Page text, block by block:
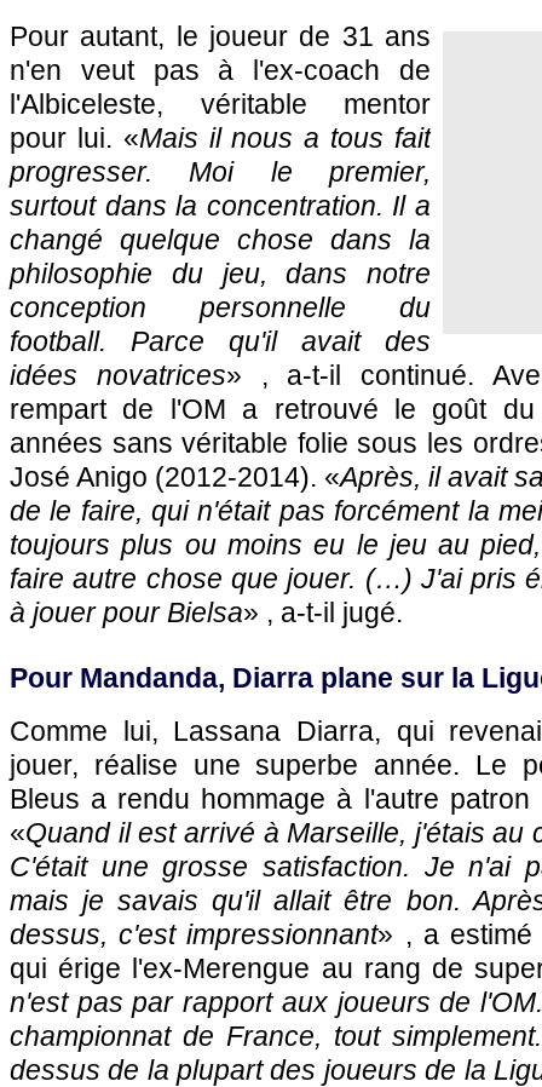
Pour autant, le joueur de 31 ans
n'en veut pas à l'ex-coach de
l'Albiceleste, véritable mentor
pour lui. «Mais il nous a tous fait
progresser. Moi le premier,
surtout dans la concentration. Il a
changé quelque chose dans la
philosophie du jeu, dans notre
conception personnelle du
football. Parce qu'il avait des
idées novatrices» , a-t-il continué.
rempart de l'OM a retrouvé le goût
années sans véritable folie sous les
José Anigo (2012-2014). «Après, il avait
de le faire, qui n'était pas forcément la
toujours plus ou moins eu le jeu au
faire autre chose que jouer. (…) J'ai pris
à jouer pour Bielsa» , a-t-il jugé.
Pour Mandanda, Diarra plane sur la
Comme lui, Lassana Diarra, qui
jouer, réalise une superbe année. Le
Bleus a rendu hommage à l'autre patron
«Quand il est arrivé à Marseille, j'étais au
C'était une grosse satisfaction. Je n'ai
mais je savais qu'il allait être bon.
dessus, c'est impressionnant» , a estimé
qui érige l'ex-Merengue au rang de
n'est pas par rapport aux joueurs de
championnat de France, tout
dessus de la plupart des joueurs de la